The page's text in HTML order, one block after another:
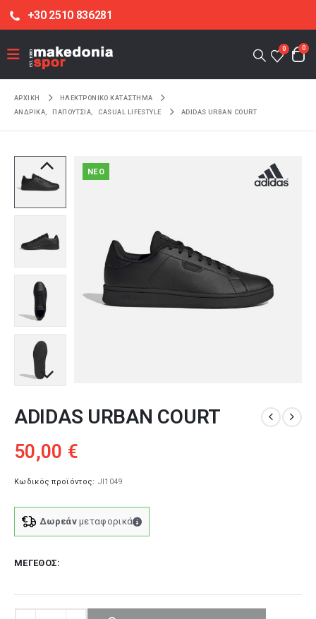
+30 2510 836281
0 0
ΑΡΧΙΚΉ
ΗΛΕΚΤΡΟΝΙΚΌ ΚΑΤΆΣΤΗΜΑ
ΑΝΔΡΙΚΑ
ΠΑΠΟΥΤΣΙΑ CASUAL LIFESTYLE ADIDAS URBAN COURT
NEO
ADIDAS URBAN COURT
50,00 €
Κωδικός προϊόντος: JI1049
Δωρεάνμεταφορικά
ΜΈΓΕΘΟΣ